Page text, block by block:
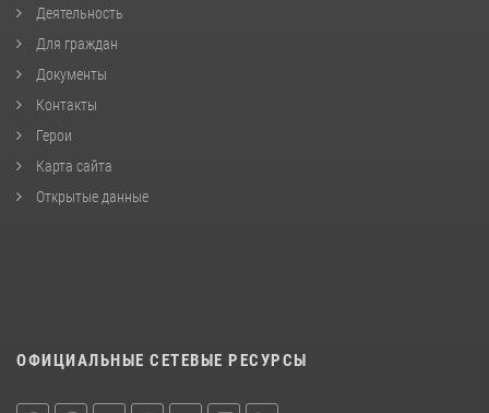
Деятельность
Для граждан
Документы
Контакты
Герои
Карта сайта
Открытые данные
ОФИЦИАЛЬНЫЕ СЕТЕВЫЕ РЕСУРСЫ